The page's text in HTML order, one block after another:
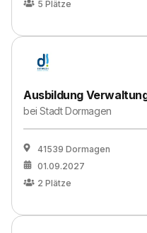
5 Plätze
Ausbildung
beiStadt Dormagen
41539 Dormagen
01.09.2027
2 Plätze